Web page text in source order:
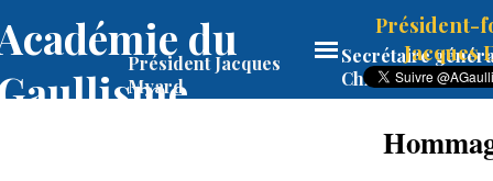
du
Président Jacques
Myard
Secrétaire
Christine
Président-
Jacques